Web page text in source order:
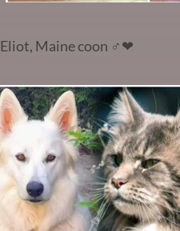
Eliot, Maine coon ♂️❤